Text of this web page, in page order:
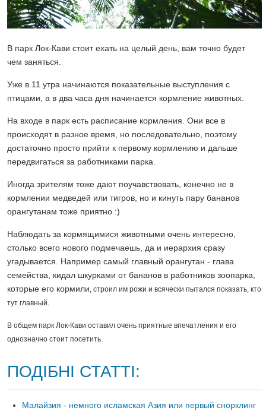
В парк Лок-Кави стоит ехать на целый день, вам точно будет
чем заняться.
Уже в 11 утра начинаются показательные выступления с
птицами, а в два часа дня начинается кормление животных.
На входе в парк есть расписание кормления. Они все в
происходят в разное время, но последовательно, поэтому
достаточно просто прийти к первому кормлению и дальше
передвигаться за работниками парка.
Иногда зрителям тоже дают поучавствовать, конечно не в
кормлении медведей или тигров, но и кинуть пару бананов
орангутанам тоже приятно :)
Наблюдать за кормящимися животными очень интересно,
столько всего нового подмечаешь, да и иерархия сразу
угадывается. Например самый главный орангутан - глава
семейства, кидал шкурками от бананов в работников зоопарка,
которые его кормили , строил им рожи и всячески пытался показать, кто
тут главный.
В общем парк Лок-Кави оставил очень приятные впечатления и его
однозначно стоит посетить.
ПОДІБНІ СТАТТІ:
Малайзия - немного исламская Азия или первый снорклинг